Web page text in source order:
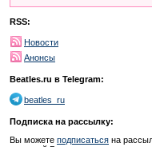
RSS:
Новости
Анонсы
Beatles.ru в Telegram:
beatles_ru
Подписка на рассылку:
Вы можете подписаться на